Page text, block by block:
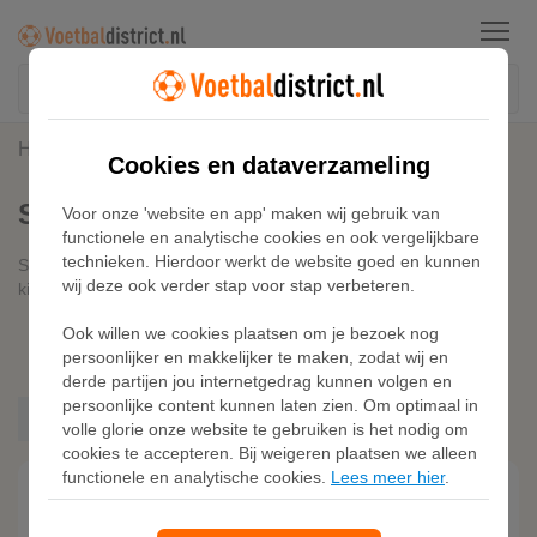
Menu
Home
Adidas
Nike
Jordan
Puma
Sneakers Kleur Bruin
Sneakers kopen? Bekijk hier sneakers voor dames, heren en
kinderen.
Kies filters
Bruin
Cookies en dataverzameling
Voor onze 'website en app' maken wij gebruik van
functionele en analytische cookies en ook vergelijkbare
technieken. Hierdoor werkt de website goed en kunnen
wij deze ook verder stap voor stap verbeteren.
Ook willen we cookies plaatsen om je bezoek nog
persoonlijker en makkelijker te maken, zodat wij en
derde partijen jou internetgedrag kunnen volgen en
persoonlijke content kunnen laten zien. Om optimaal in
volle glorie onze website te gebruiken is het nodig om
cookies te accepteren. Bij weigeren plaatsen we alleen
functionele en analytische cookies. Lees meer hier.